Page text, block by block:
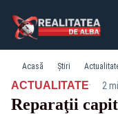
Acasă Știri
ACTUALITATE· 2
Reparaţii